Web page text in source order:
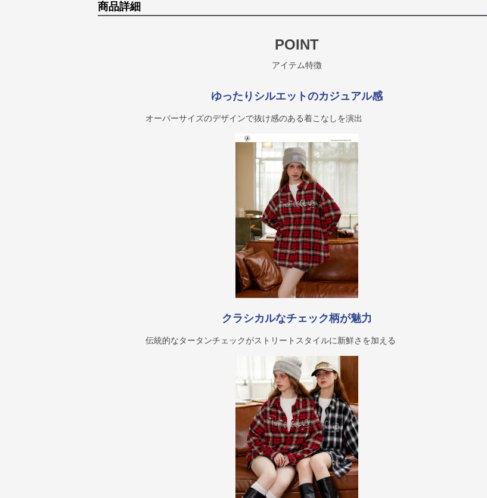
商品詳細
POINT
アイテム特徴
ゆったりシルエットのカジュアル感
オーバーサイズのデザインで抜け感のある着こなしを演出
クラシカルなチェック柄が魅力
伝統的なタータンチェックがストリートスタイルに新鮮さを加える